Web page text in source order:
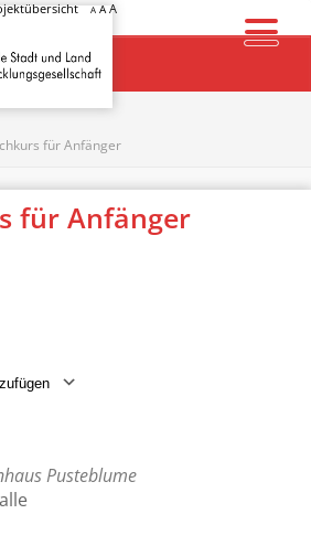
A AA
für Anfänger
für Anfänger
Pusteblume